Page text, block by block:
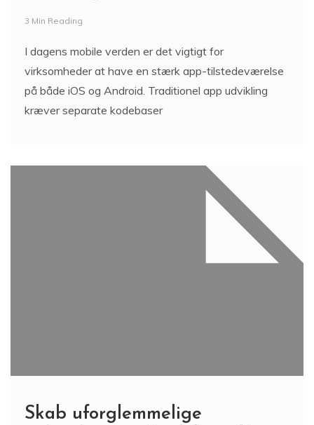
3 Min Reading
I dagens mobile verden er det vigtigt for
virksomheder at have en stærk app-tilstedeværelse
på både iOS og Android. Traditionel app udvikling
kræver separate kodebaser
Skab uforglemmelige